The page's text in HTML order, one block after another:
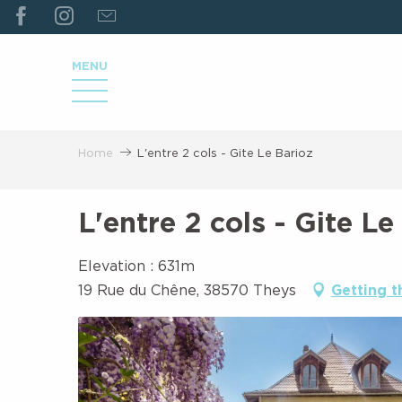
ALLER
AU
PRINCIPAL
MENU
Home L'entre 2 cols - Gite Le Barioz
L'entre 2 cols - Gite Le
Elevation : 631m
19 Rue du Chêne, 38570 Theys
Getting